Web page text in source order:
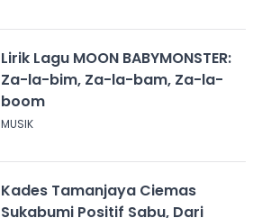
Lirik Lagu MOON BABYMONSTER:
Za-la-bim, Za-la-bam, Za-la-
boom
MUSIK
Kades Tamanjaya Ciemas
Sukabumi Positif Sabu, Dari